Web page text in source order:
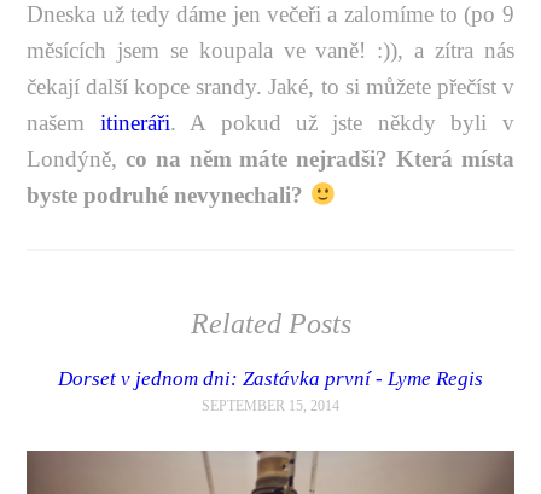
Dneska už tedy dáme jen večeři a zalomíme to (po 9
měsících jsem se koupala ve vaně! :)), a zítra nás
čekají další kopce srandy. Jaké, to si můžete přečíst v
našem itineráři. A pokud už jste někdy byli v
Londýně,co na něm máte nejradši? Která místa
byste podruhé nevynechali?
Related Posts
Dorset v jednom dni: Zastávka první - Lyme Regis
SEPTEMBER 15, 2014